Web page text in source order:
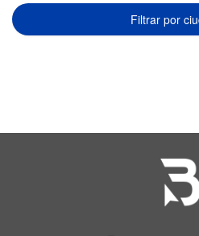
Filtrar por